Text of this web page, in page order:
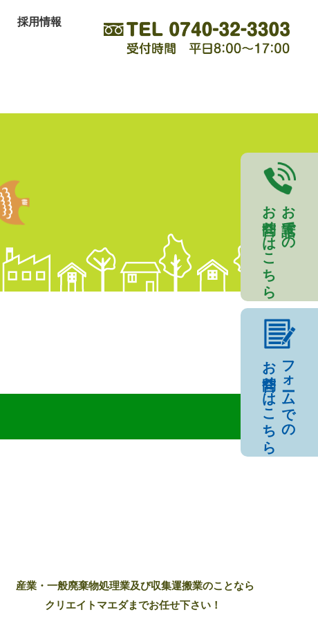
採用情報
お電話での
お問合せはこちら
フォームでの
お問合せはこちら
産業・一般廃棄物処理業及び収集運搬業のことなら
クリエイトマエダまでお任せ下さい！